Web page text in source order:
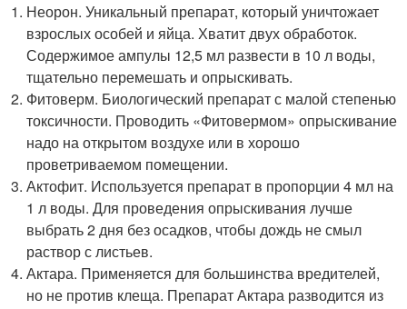
Неорон. Уникальный препарат, который уничтожает
взрослых особей и яйца. Хватит двух обработок.
Содержимое ампулы 12,5 мл развести в 10 л воды,
тщательно перемешать и опрыскивать.
Фитоверм. Биологический препарат с малой степенью
токсичности. Проводить «Фитовермом» опрыскивание
надо на открытом воздухе или в хорошо
проветриваемом помещении.
Актофит. Используется препарат в пропорции 4 мл на
1 л воды. Для проведения опрыскивания лучше
выбрать 2 дня без осадков, чтобы дождь не смыл
раствор с листьев.
Актара. Применяется для большинства вредителей,
но не против клеща. Препарат Актара разводится из